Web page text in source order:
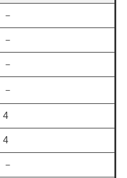
－
－
－
－
4
4
－